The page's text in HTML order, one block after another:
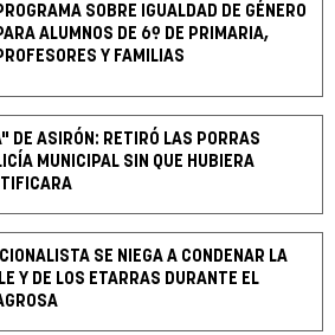
SOBRE IGUALDAD DE GÉNERO
ALUMNOS DE 6º DE PRIMARIA,
Y FAMILIAS
DE ASIRÓN: RETIRÓ LAS PORRAS
MUNICIPAL SIN QUE HUBIERA
SE NIEGA A CONDENAR LA
Y DE LOS ETARRAS DURANTE EL